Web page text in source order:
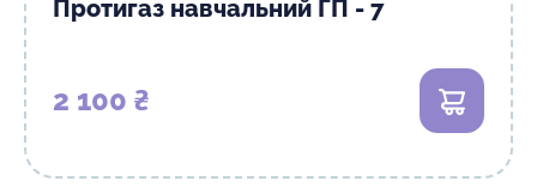
Протигаз навчальний ГП - 7
2 100 ₴ В кошик